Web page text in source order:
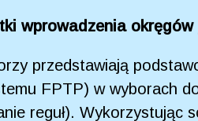
wprowadzenia
przedstawiają
FPTP) w wyborach
reguł). Wykorzystując